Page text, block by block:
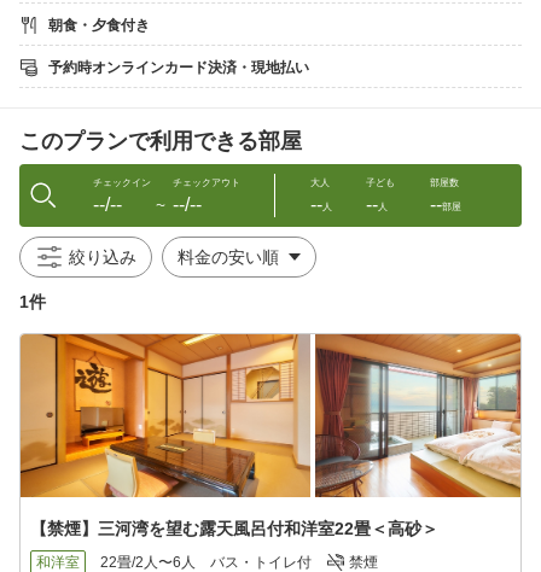
【食事】
［夕食：悠々庵会席］
（献立一例）
・前菜
・鮑の踊り焼き
・旬魚の西京焼き
・大アサリ
・篠島名物しらす天ぷら
・しらすのだし茶漬け
・デザート
※季節や漁の状況により食材を変更します
［朝食：和定食］
自家製海苔の佃煮、しらすの佃煮、絶品アジの開き、釜揚げしら
ご用意
・お食事場所：夕食は客室／朝食は海が見える広間
・お食事時間：夕食17時30分〜20時／朝食8〜9時
全7室
※露天風呂付客室3室
朝食・夕食付き
予約時オンラインカード決済・現地払い
このプランで利用できる部屋
チェックイン
--/-- 〜
チェックアウト
--/--
大人
--人
子ども
--人
部屋数
--部屋
絞り込み
1件
【禁煙】三河湾を望む露天風呂付和洋室22畳＜高砂＞
和洋室 22畳/2人〜6人 バス・トイレ付 禁煙